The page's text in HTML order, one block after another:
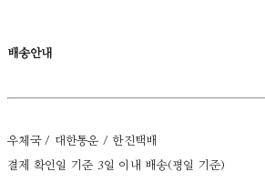
배송안내
우체국 / 대한통운 / 한진택배
결제 확인일 기준 3일 이내 배송(평일 기준)